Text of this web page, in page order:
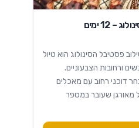
– 12 ימים
פסטיבל הסינולוג הוא טיול
ורחובות הצבעוניים.
דוכני רחוב עם מאכלים
מאורגן שעובר במספר
עם אנשים מקסימים וסיום